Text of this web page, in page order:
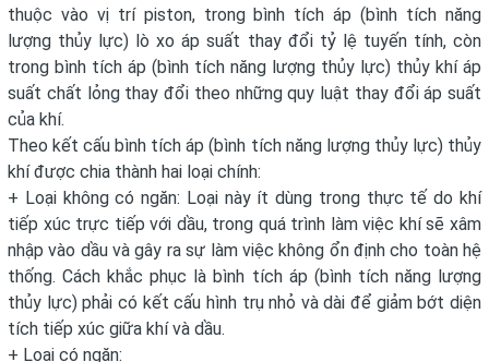
thuộc vào vị trí piston, trong bình tích áp (bình tích năng
lượng thủy lực) lò xo áp suất thay đổi tỷ lệ tuyến tính, còn
trong bình tích áp (bình tích năng lượng thủy lực) thủy khí áp
suất chất lỏng thay đổi theo những quy luật thay đổi áp suất
của khí.
Theo kết cấu bình tích áp (bình tích năng lượng thủy lực) thủy
khí được chia thành hai loại chính:
+ Loại không có ngăn: Loại này ít dùng trong thực tế do khí
tiếp xúc trực tiếp với dầu, trong quá trình làm việc khí sẽ xâm
nhập vào dầu và gây ra sự làm việc không ổn định cho toàn hệ
thống. Cách khắc phục là bình tích áp (bình tích năng lượng
thủy lực) phải có kết cấu hình trụ nhỏ và dài để giảm bớt diện
tích tiếp xúc giữa khí và dầu.
+ Loại có ngăn: